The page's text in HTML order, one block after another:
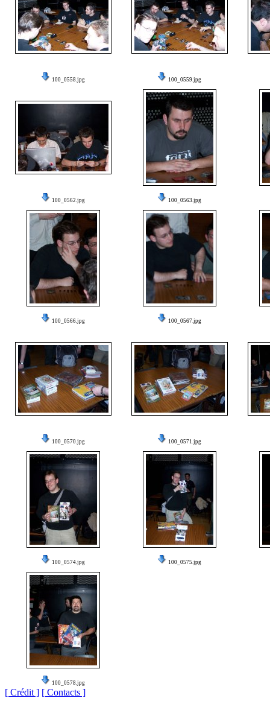
100_0558.jpg 100_0559.jpg
100_0562.jpg 100_0563.jpg
100_0566.jpg 100_0567.jpg
100_0570.jpg 100_0571.jpg
100_0574.jpg 100_0575.jpg
100_0578.jpg
[ Crédit ] [ Contacts ]